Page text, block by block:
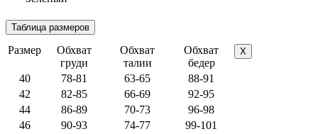
Размер
Обхват
груди
Обхват
талии
Обхват
бедер
X
40 78-81 63-65
88-91
42
82-85 66-69
92-95
44
86-89 70-73
96-98
46
90-93 74-77
99-101